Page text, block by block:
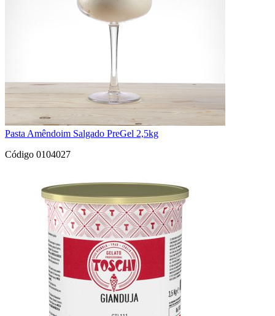
Pasta Amêndoim Salgado PreGel 2,5kg
Código 0104027